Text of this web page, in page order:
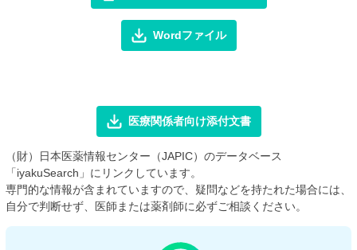
Wordファイル
医療関係者向け添付文書
（財）日本医薬情報センター（JAPIC）のデータベース
「iyakuSearch」にリンクしています。
専門的な情報が含まれていますので、疑問などを持たれた場合には、
自分で判断せず、医師または薬剤師に必ずご相談ください。